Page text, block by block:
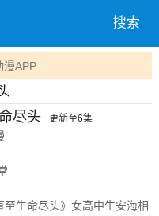
搜索
漫APP
尽头 更新至6集
至生命尽头》女高中生安海相